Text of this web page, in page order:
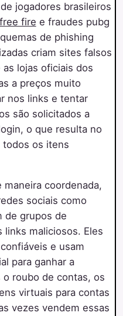
jogadores brasileiros
fire e fraudes pubg
de phishing
criam sites falsos
lojas oficiais dos
a preços muito
nos links e tentar
são solicitados a
o que resulta no
todos os itens
maneira coordenada,
sociais como
de grupos de
links maliciosos. Eles
e usam
para ganhar a
roubo de contas, os
virtuais para contas
vezes vendem essas